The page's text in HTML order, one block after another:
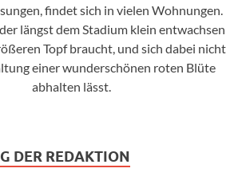
findet sich in vielen Wohnungen.
längst dem Stadium klein entwachsen
Topf braucht, und sich dabei nicht
einer wunderschönen roten Blüte
abhalten lässt.
DER REDAKTION